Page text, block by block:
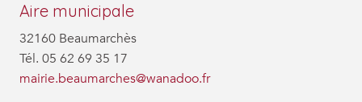
Aire municipale
32160 Beaumarchès
Tél. 05 62 69 35 17
mairie.beaumarches@wanadoo.fr